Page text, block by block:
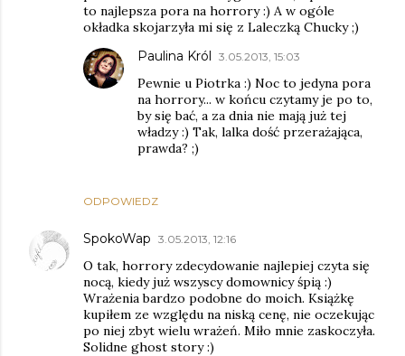
to najlepsza pora na horrory :) A w ogóle
okładka skojarzyła mi się z Laleczką Chucky ;)
ODPOWIEDZ
Paulina Król 3.05.2013, 15:03
Pewnie u Piotrka :) Noc to jedyna pora
na horrory... w końcu czytamy je po to,
by się bać, a za dnia nie mają już tej
władzy :) Tak, lalka dość przerażająca,
prawda? ;)
SpokoWap 3.05.2013, 12:16
O tak, horrory zdecydowanie najlepiej czyta się
nocą, kiedy już wszyscy domownicy śpią :)
Wrażenia bardzo podobne do moich. Książkę
kupiłem ze względu na niską cenę, nie oczekując
po niej zbyt wielu wrażeń. Miło mnie zaskoczyła.
Solidne ghost story :)